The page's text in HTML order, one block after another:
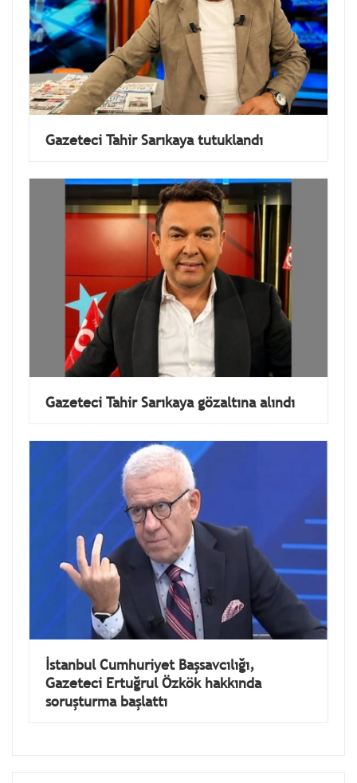
Gazeteci Tahir Sarıkaya tutuklandı
Gazeteci Tahir Sarıkaya gözaltına alındı
İstanbul Cumhuriyet Başsavcılığı,
Gazeteci Ertuğrul Özkök hakkında
soruşturma başlattı